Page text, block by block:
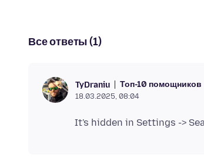
Все ответы (1)
TyDraniu Топ-10 помощников
18.03.2025, 08:04